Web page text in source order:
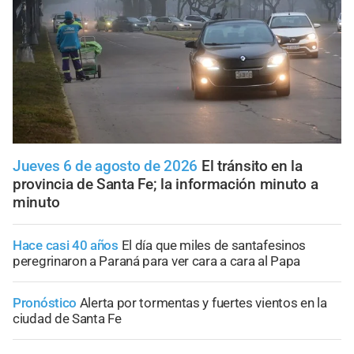
Jueves 6 de agosto de 2026 El tránsito en la
provincia de Santa Fe; la información minuto a
minuto
Hace casi 40 años El día que miles de santafesinos
peregrinaron a Paraná para ver cara a cara al Papa
Pronóstico Alerta por tormentas y fuertes vientos en la
ciudad de Santa Fe